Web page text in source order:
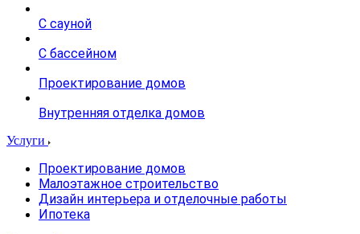
С сауной
С бассейном
Проектирование домов
Внутренняя отделка домов
Услуги
Проектирование домов
Малоэтажное строительство
Дизайн интерьера и отделочные работы
Ипотека